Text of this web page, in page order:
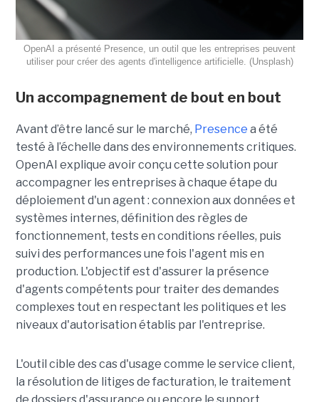
OpenAI a présenté Presence, un outil que les entreprises peuvent
utiliser pour créer des agents d'intelligence artificielle. (Unsplash)
Un accompagnement de bout en bout
Avant d’être lancé sur le marché, Presence a été
testé à l’échelle dans des environnements critiques.
OpenAI explique avoir conçu cette solution pour
accompagner les entreprises à chaque étape du
déploiement d'un agent : connexion aux données et
systèmes internes, définition des règles de
fonctionnement, tests en conditions réelles, puis
suivi des performances une fois l'agent mis en
production. L'objectif est d'assurer la présence
d'agents compétents pour traiter des demandes
complexes tout en respectant les politiques et les
niveaux d'autorisation établis par l'entreprise.
L'outil cible des cas d'usage comme le service client,
la résolution de litiges de facturation, le traitement